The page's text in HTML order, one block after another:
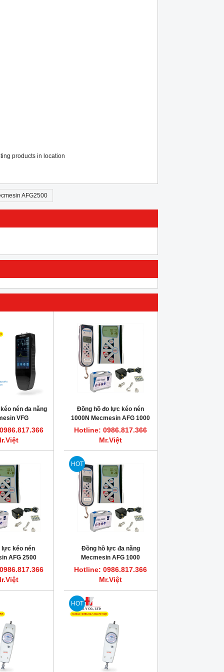
AFG2500
nén đa năng
VFG
Đồng hồ đo lực kéo nén
1000N Mecmesin AFG 1000
Hotline: 0986.817.366
Mr.Việt
lực kéo nén
AFG 2500
HOT
Đồng hồ lực đa năng
Mecmesin AFG 1000
Hotline: 0986.817.366
Mr.Việt
HOT